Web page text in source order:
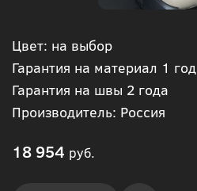
Цвет: на выбор
Гарантия на материал 1 год
Гарантия на швы 2 года
Производитель: Россия
18 954 руб.